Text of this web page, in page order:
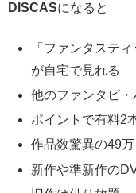
DISCASになると
「ファンタステ
が自宅で見れる
他のファンタビ・
ポイントで有料2
作品数驚異の49万
新作や準新作の